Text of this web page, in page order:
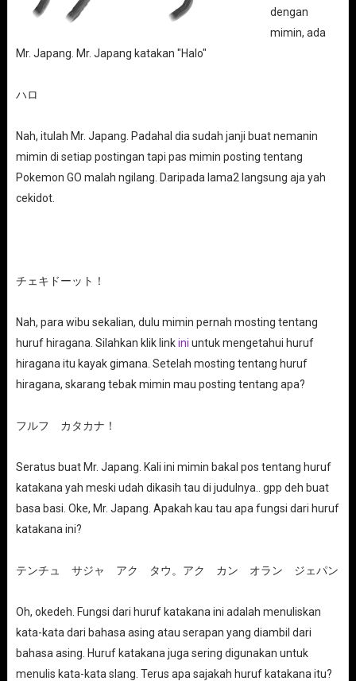
dengan
mimin, ada
Mr. Japang. Mr. Japang katakan "Halo"
ハロ
Nah, itulah Mr. Japang. Padahal dia sudah janji buat nemanin
mimin di setiap postingan tapi pas mimin posting tentang
Pokemon GO malah ngilang. Daripada lama2 langsung aja yah
cekidot.
チェキドーット！
Nah, para wibu sekalian, dulu mimin pernah mosting tentang
huruf hiragana. Silahkan klik linkini untuk mengetahui huruf
hiragana itu kayak gimana. Setelah mosting tentang huruf
hiragana, skarang tebak mimin mau posting tentang apa?
フルフ カタカナ！
Seratus buat Mr. Japang. Kali ini mimin bakal pos tentang huruf
katakana yah meski udah dikasih tau di judulnya.. gpp deh buat
basa basi. Oke, Mr. Japang. Apakah kau tau apa fungsi dari huruf
katakana ini?
テンチュ サジャ アク タウ。アク カン オラン ジェパン
Oh, okedeh. Fungsi dari huruf katakana ini adalah menuliskan
kata-kata dari bahasa asing atau serapan yang diambil dari
bahasa asing. Huruf katakana juga sering digunakan untuk
menulis kata-kata slang. Terus apa sajakah huruf katakana itu?